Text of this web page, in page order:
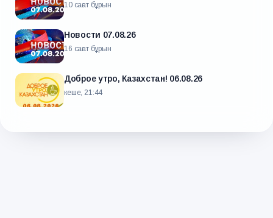
10 сағат бұрын
Новости 07.08.26
16 сағат бұрын
Доброе утро, Казахстан! 06.08.26
кеше, 21:44